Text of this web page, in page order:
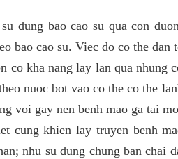
dung bao cao su qua con
bao cao su. Viec do co the
co kha nang lay lan qua nhung
nuoc bot vao co the co the
voi gay nen benh mao ga tai
cung khien lay truyen benh
nhu su dung chung ban chai